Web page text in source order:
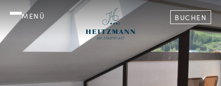
MENÜ BUCHEN